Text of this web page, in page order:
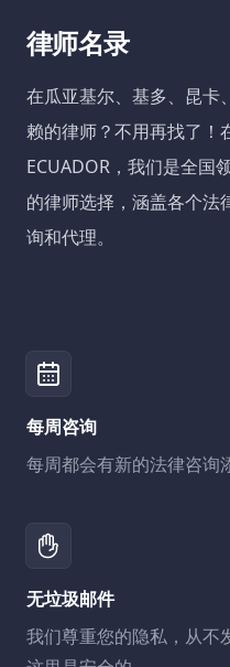
律师名录
在瓜亚基尔、基多、昆卡
赖的律师？不用再找了！
ECUADOR，我们是全国
的律师选择，涵盖各个法
询和代理。
每周咨询
每周都会有新的法律咨询
无垃圾邮件
我们尊重您的隐私，从不